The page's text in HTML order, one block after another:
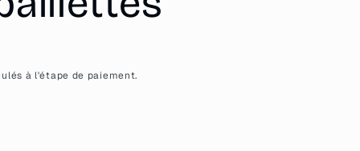
à l'étape de paiement.